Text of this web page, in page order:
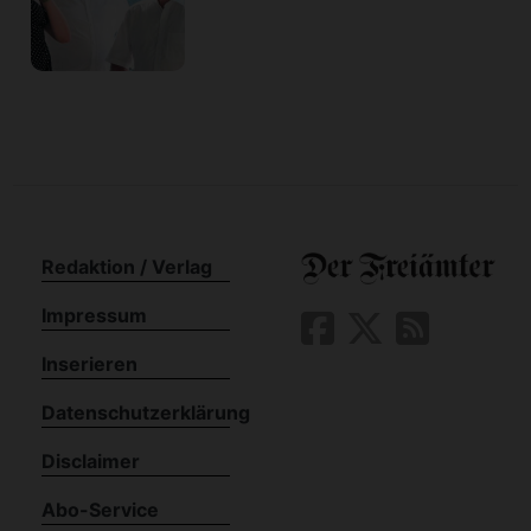
Redaktion / Verlag
Impressum
Inserieren
Datenschutzerklärung
Disclaimer
Abo-Service